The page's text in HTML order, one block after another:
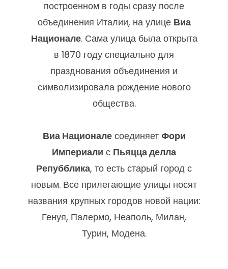
Этот отель в Риме расположен в
неоклассическом дворце,
построенном в годы сразу после
объединения Италии, на улицеВиа
Национале. Сама улица была открыта
в 1870 году специально для
символизировала рождение нового
общества.
Виа НационалесоединяетФори
ИмпериалисПьяцца делла
Репубблика, то есть старый город с
новым. Все прилегающие улицы носят